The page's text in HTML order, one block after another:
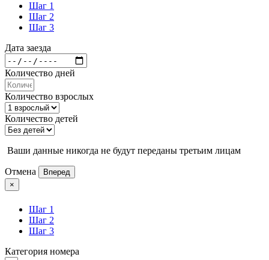
Шаг 1
Шаг 2
Шаг 3
Дата заезда
Количество дней
Количество взрослых
Количество детей
Ваши данные никогда не будут переданы третьим лицам
Отмена
Вперед
×
Шаг 1
Шаг 2
Шаг 3
Категория номера